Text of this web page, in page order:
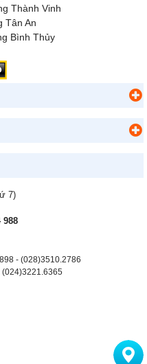
Thành Vinh
Tân An
Bình Thủy
7)
988
- (028)3510.2786
(024)3221.6365